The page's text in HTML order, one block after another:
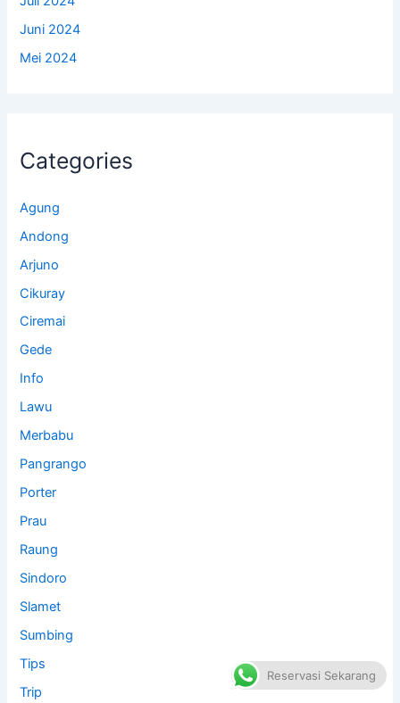
Juni 2024
Mei 2024
Categories
Agung
Andong
Arjuno
Cikuray
Ciremai
Gede
Info
Lawu
Merbabu
Pangrango
Porter
Prau
Raung
Sindoro
Slamet
Sumbing
Tips
Trip
Reservasi Sekarang